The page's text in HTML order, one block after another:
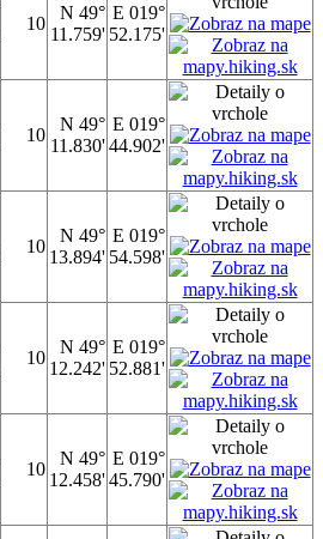
10
N 49°
11.759'
E 019°
52.175'
10
N 49°
11.830'
E 019°
44.902'
10
N 49°
13.894'
E 019°
54.598'
10
N 49°
12.242'
E 019°
52.881'
10
N 49°
12.458'
E 019°
45.790'